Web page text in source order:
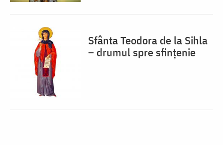
Sfânta Teodora de la Sihla
– drumul spre sfințenie